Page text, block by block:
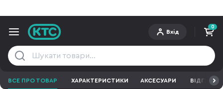
Вхід
0
ВСЕ ПРО ТОВАР ХАРАКТЕРИСТИКИ АКСЕСУАРИ ВІДГУКИ